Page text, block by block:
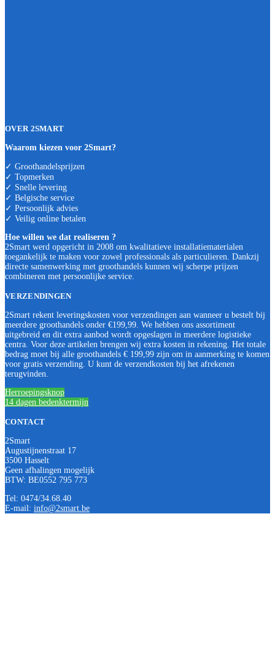
OVER 2SMART
Waarom kiezen voor 2Smart?
✓ Groothandelsprijzen
✓ Topmerken
✓ Snelle levering
✓ Belgische service
✓ Persoonlijk advies
✓ Veilig online betalen
Hoe willen we dat realiseren ?
2Smart werd opgericht in 2008 om kwalitatieve installatiematerialen
toegankelijk te maken voor zowel professionals als particulieren. Dankzij
directe samenwerking met groothandels kunnen wij scherpe prijzen
combineren met persoonlijke service.
VERZENDINGEN
2Smart rekent leveringskosten voor verzendingen aan wanneer u bestelt bij
meerdere groothandels onder €199,99. We hebben ons assortiment
uitgebreid en dit extra aanbod wordt opgeslagen in meerdere logistieke
centra. Voor deze artikelen brengen wij extra kosten in rekening. Het totale
bedrag moet bij alle groothandels € 199,99 zijn om in aanmerking te komen
voor gratis verzending. U kunt de verzendkosten bij het afrekenen
terugvinden.
Herroepingsknop
14 dagen bedenktermijn
CONTACT
2Smart
Augustijnenstraat 17
3500 Hasselt
Geen afhalingen mogelijk
BTW: BE0552 795 773
Tel: 0474/34.68.40
E-mail: info@2smart.be